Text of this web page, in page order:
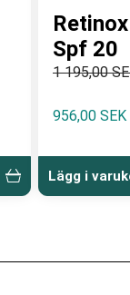
Spf 20
1 195,00
956,00 SEK
Lägg i